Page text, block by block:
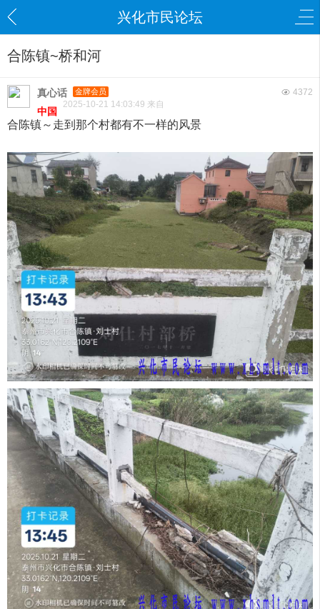
兴化市民论坛
合陈镇~桥和河
4372
真心话 金牌会员
2025-10-21 14:03:49 来自
中国
合陈镇～走到那个村都有不一样的风景